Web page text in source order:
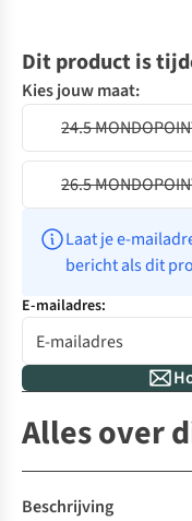
Dit product is
Kies jouw maat:
24.5
26.5
Laat je e-
bericht als dit
E-mailadres:
Alles over
Beschrijving